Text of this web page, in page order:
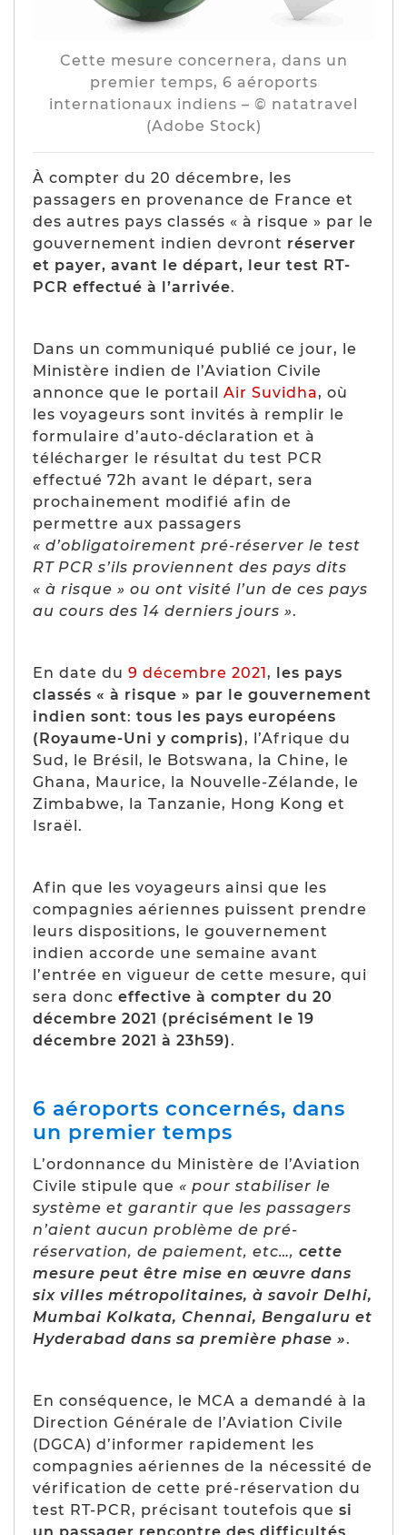
Cette mesure concernera, dans un
premier temps, 6 aéroports
internationaux indiens – © natatravel
(Adobe Stock)
À compter du 20 décembre, les
passagers en provenance de France et
des autres pays classés « à risque » par le
gouvernement indien devront réserver
et payer, avant le départ, leur test RT-
PCR effectué à l’arrivée.
Dans un communiqué publié ce jour, le
Ministère indien de l’Aviation Civile
annonce que le portail Air Suvidha, où
les voyageurs sont invités à remplir le
formulaire d’auto-déclaration et à
télécharger le résultat du test PCR
effectué 72h avant le départ, sera
prochainement modifié afin de
permettre aux passagers
« d’obligatoirement pré-réserver le test
RT PCR s’ils proviennent des pays dits
« à risque » ou ont visité l’un de ces pays
au cours des 14 derniers jours ».
En date du 9 décembre 2021, les pays
classés « à risque » par le gouvernement
indien sont: tous les pays européens
(Royaume-Uni y compris), l’Afrique du
Sud, le Brésil, le Botswana, la Chine, le
Ghana, Maurice, la Nouvelle-Zélande, le
Zimbabwe, la Tanzanie, Hong Kong et
Israël.
Afin que les voyageurs ainsi que les
compagnies aériennes puissent prendre
leurs dispositions, le gouvernement
indien accorde une semaine avant
l’entrée en vigueur de cette mesure, qui
sera donc effective à compter du 20
décembre 2021 (précisément le 19
décembre 2021 à 23h59).
6 aéroports concernés, dans
un premier temps
L’ordonnance du Ministère de l’Aviation
Civile stipule que « pour stabiliser le
système et garantir que les passagers
n’aient aucun problème de pré-
réservation, de paiement, etc…, cette
mesure peut être mise en œuvre dans
six villes métropolitaines, à savoir Delhi,
Mumbai Kolkata, Chennai, Bengaluru et
Hyderabad dans sa première phase ».
En conséquence, le MCA a demandé à la
Direction Générale de l’Aviation Civile
(DGCA) d’informer rapidement les
compagnies aériennes de la nécessité de
vérification de cette pré-réservation du
test RT-PCR, précisant toutefois que si